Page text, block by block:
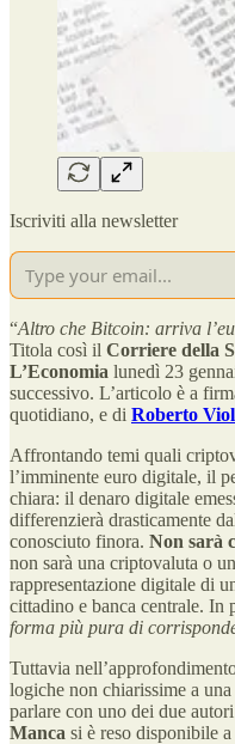
Iscriviti alla newsletter
“Altro che Bitcoin: arriva
Titola così il Corriere della
L’Economia lunedì 23
successivo. L’articolo è a
quotidiano, e di Roberto
Affrontando temi quali
l’imminente euro digitale, il
chiara: il denaro digitale
differenzierà drasticamente
conosciuto finora. Non sarà
non sarà una criptovaluta o
rappresentazione digitale di
cittadino e banca centrale. In
forma più pura di
Tuttavia
logiche non chiarissime a
parlare con uno dei due
Manca si è reso disponibile